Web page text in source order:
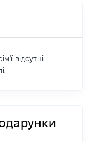
відсутні